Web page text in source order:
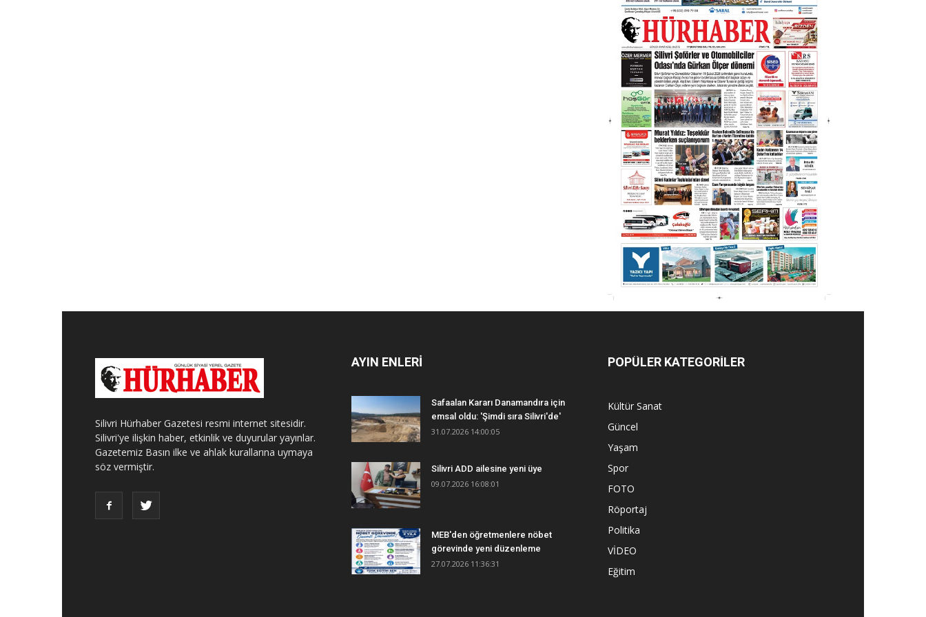
Silivri Hürhaber Gazetesi resmi internet sitesidir.
Silivri'ye ilişkin haber, etkinlik ve duyurular yayınlar.
Gazetemiz Basın ilke ve ahlak kurallarına uymaya
söz vermiştir.
AYIN ENLERİ
Safaalan Kararı Danamandıra için
emsal oldu: 'Şimdi sıra Silivri'de'
31.07.2026 14:00:05
Silivri ADD ailesine yeni üye
09.07.2026 16:08:01
MEB'den öğretmenlere nöbet
görevinde yeni düzenleme
27.07.2026 11:36:31
POPÜLER KATEGORİLER
Kültür Sanat
Güncel
Yaşam
Spor
FOTO
Röportaj
Politika
VİDEO
Eğitim